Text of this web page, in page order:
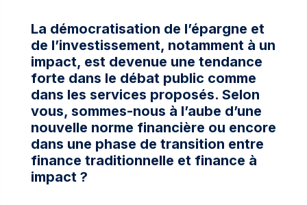
La démocratisation de l’épargne et
de l’investissement, notamment à un
impact, est devenue une tendance
forte dans le débat public comme
dans les services proposés. Selon
vous, sommes-nous à l’aube d’une
nouvelle norme financière ou encore
dans une phase de transition entre
finance traditionnelle et finance à
impact ?